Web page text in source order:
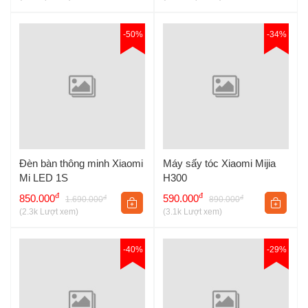
điện thoại, máy tính bảng và các thiết bị điện tử khác mà không
cần lo lắng về khả năng tương thích.
Tổng công suất điện 2500W
-50%
Đèn bàn thông minh Xiaomi
Mi LED 1S
850.000đ 1.690.000đ
(2.3k Lượt xem)
-34%
Máy sấy tóc Xiaomi Mijia
H300
590.000đ 890.000đ
(3.1k Lượt xem)
-40% -29%